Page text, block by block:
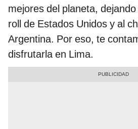
mejores del planeta,
roll de Estados Unidos y al
Argentina. Por eso, te
disfrutarla en Lima.